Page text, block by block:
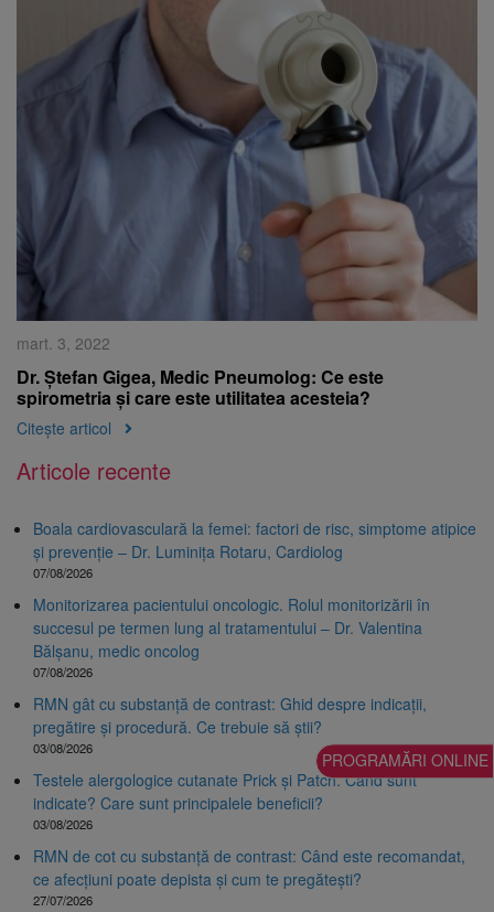
mart. 3, 2022
Dr. Ștefan Gigea, Medic Pneumolog: Ce este
spirometria și care este utilitatea acesteia?
Citește articol
Articole recente
Boala cardiovasculară la femei: factori de risc, simptome atipice
și prevenție – Dr. Luminița Rotaru, Cardiolog
07/08/2026
Monitorizarea pacientului oncologic. Rolul monitorizării în
succesul pe termen lung al tratamentului – Dr. Valentina
Bălșanu, medic oncolog
07/08/2026
RMN gât cu substanță de contrast: Ghid despre indicații,
pregătire și procedură. Ce trebuie să știi?
03/08/2026
Testele alergologice cutanate Prick și Patch. Când sunt
indicate? Care sunt principalele beneficii?
03/08/2026
RMN de cot cu substanță de contrast: Când este recomandat,
ce afecțiuni poate depista și cum te pregătești?
27/07/2026
PROGRAMĂRI ONLINE